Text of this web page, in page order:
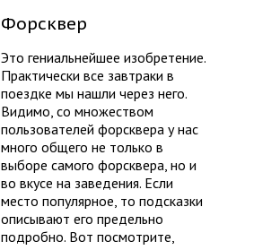
Форсквер
Это гениальнейшее изобретение.
Практически все завтраки в
поездке мы нашли через него.
Видимо, со множеством
пользователей форсквера у нас
много общего не только в
выборе самого форсквера, но и
во вкусе на заведения. Если
место популярное, то подсказки
описывают его предельно
подробно. Вот посмотрите,